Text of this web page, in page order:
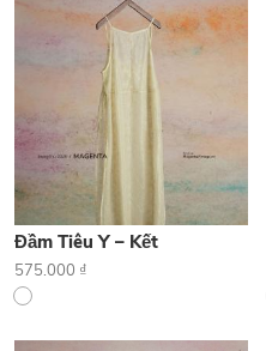
Đầm Tiêu Y – Kết
575.000 ₫